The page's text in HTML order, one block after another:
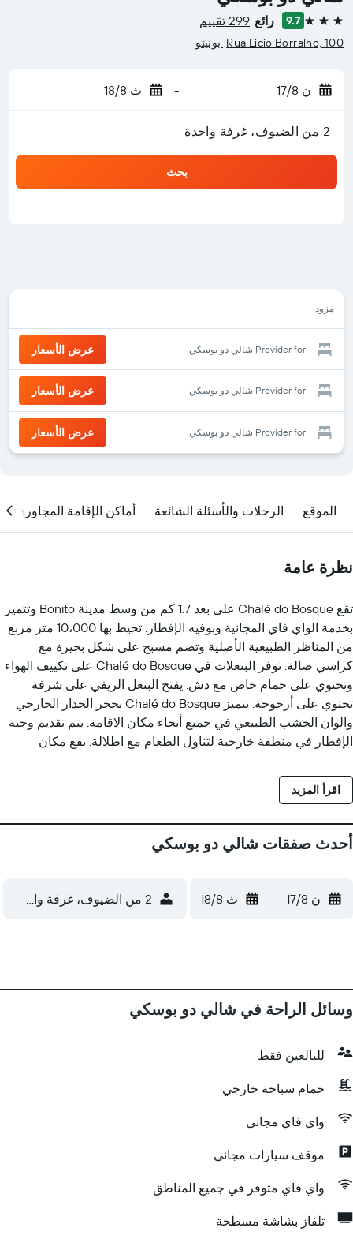
3 نجوم 9.7 رائع 299 تقييم
Rua Licio Borralho, 100, بونيتو
ن 17/8 - ث 18/8
2 من الضيوف، غرفة واحدة
بحث
مزود
Provider for شالي دو بوسكي عرض الأسعار
Provider for شالي دو بوسكي عرض الأسعار
Provider for شالي دو بوسكي عرض الأسعار
الموقع الرحلات والأسئلة الشائعة أماكن الإقامة المجاورة
نظرة عامة
تقع Chalé do Bosque على بعد 1.7 كم من وسط مدينة Bonito وتتميز
بخدمة الواي فاي المجانية وبوفيه الإفطار. تحيط بها 10،000 متر مربع
من المناظر الطبيعية الأصلية وتضم مسبح على شكل بحيرة مع
كراسي صالة. توفر البنغلات في Chalé do Bosque على تكييف الهواء
وتحتوي على حمام خاص مع دش. يفتح البنغل الريفي على شرفة
تحتوي على أرجوحة. تتميز Chalé do Bosque بحجر الجدار الخارجي
والوان الخشب الطبيعي في جميع أنحاء مكان الاقامة. يتم تقديم وجبة
الإفطار في منطقة خارجية لتناول الطعام مع اطلالة. يقع مكان
سيارات مجاني.
اقرأ المزيد
أحدث صفقات شالي دو بوسكي
ن 17/8 - ث 18/8 2 من الضيوف، غرفة واحدة
وسائل الراحة في شالي دو بوسكي
للبالغين فقط
حمام سباحة خارجي
واي فاي مجاني
موقف سيارات مجاني
واي فاي متوفر في جميع المناطق
تلفاز بشاشة مسطحة